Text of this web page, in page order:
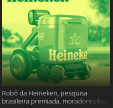
Robô da Heineken, pesquisa
brasileira premiada, moradores ficam